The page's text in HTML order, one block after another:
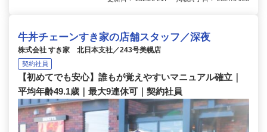
牛丼チェーンすき家の店舗スタッフ／深夜
株式会社 すき家 北日本支社／243号美幌店
契約社員
【初めてでも安心】誰もが覚えやすいマニュアル確立｜
平均年齢49.1歳｜最大9連休可｜契約社員